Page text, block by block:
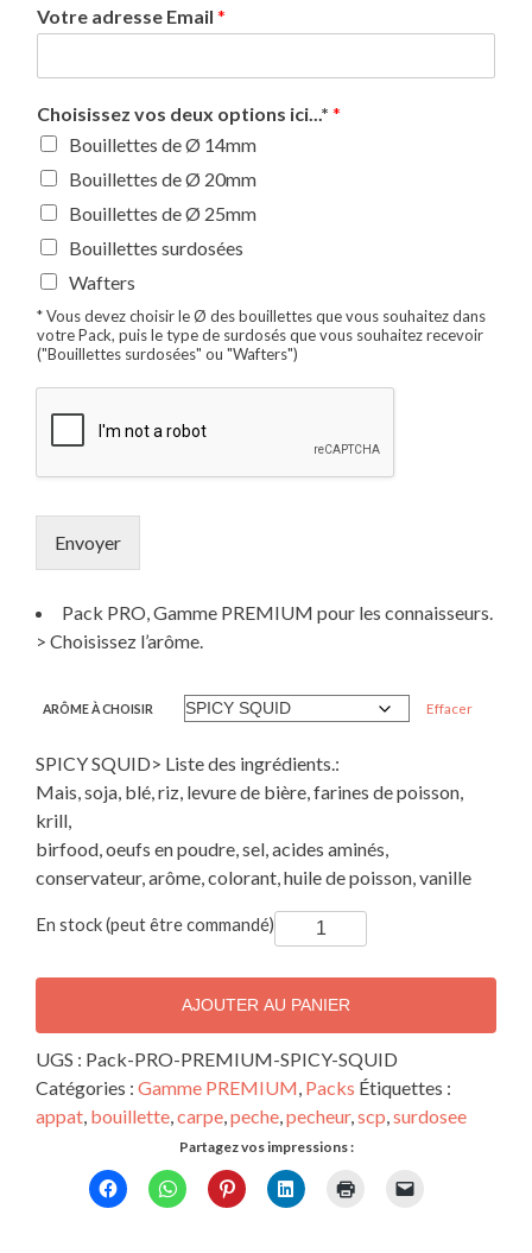
Votre adresse Email *
Choisissez vos deux options ici...* *
Bouillettes de Ø 14mm
Bouillettes de Ø 20mm
Bouillettes de Ø 25mm
Bouillettes surdosées
Wafters
* Vous devez choisir le Ø des bouillettes que vous souhaitez dans
votre Pack, puis le type de surdosés que vous souhaitez recevoir
("Bouillettes surdosées" ou "Wafters")
Envoyer
Pack PRO, Gamme PREMIUM pour les connaisseurs.
> Choisissez l’arôme.
ARÔME À CHOISIR Effacer
SPICY SQUID> Liste des ingrédients.:
Mais, soja, blé, riz, levure de bière, farines de poisson,
krill,
birfood, oeufs en poudre, sel, acides aminés,
conservateur, arôme, colorant, huile de poisson, vanille
En stock (peut être commandé) quantité
de
PREMIUM
-
PACK
PRO
-
SCP
®
-
10kg
AJOUTER AU PANIER
UGS : Pack-PRO-PREMIUM-SPICY-SQUID
Catégories : Gamme PREMIUM, Packs Étiquettes :
appat, bouillette,carpe,peche,pecheur,scp,surdosee
Partagez vos impressions :